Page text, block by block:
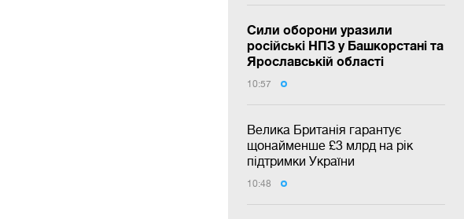
Сили оборони уразили
російські НПЗ у Башкорстані та
Ярославській області
10:57
Велика Британія гарантує
щонайменше £3 млрд на рік
підтримки України
10:48